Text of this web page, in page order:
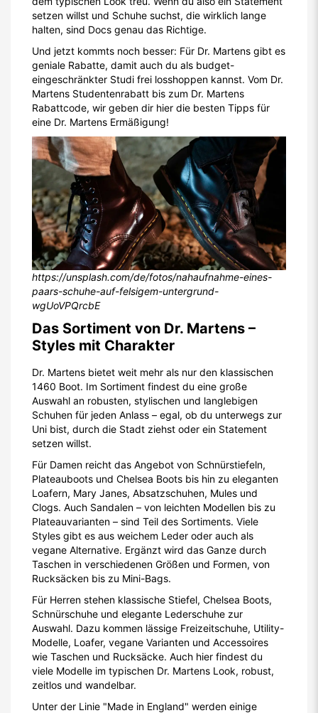
setzen willst und Schuhe suchst, die wirklich lange
halten, sind Docs genau das Richtige.
Und jetzt kommts noch besser: Für Dr. Martens gibt es
geniale Rabatte, damit auch du als budget-
eingeschränkter Studi frei losshoppen kannst. Vom Dr.
Martens Studentenrabatt bis zum Dr. Martens
Rabattcode, wir geben dir hier die besten Tipps für
eine Dr. Martens Ermäßigung!
https://unsplash.com/de/fotos/nahaufnahme-eines-
paars-schuhe-auf-felsigem-untergrund-
wgUoVPQrcbE
Das Sortiment von Dr. Martens –
Styles mit Charakter
Dr. Martens bietet weit mehr als nur den klassischen
1460 Boot. Im Sortiment findest du eine große
Auswahl an robusten, stylischen und langlebigen
Schuhen für jeden Anlass – egal, ob du unterwegs zur
Uni bist, durch die Stadt ziehst oder ein Statement
setzen willst.
Für Damen reicht das Angebot von Schnürstiefeln,
Plateauboots und Chelsea Boots bis hin zu eleganten
Loafern, Mary Janes, Absatzschuhen, Mules und
Clogs. Auch Sandalen – von leichten Modellen bis zu
Plateauvarianten – sind Teil des Sortiments. Viele
Styles gibt es aus weichem Leder oder auch als
vegane Alternative. Ergänzt wird das Ganze durch
Taschen in verschiedenen Größen und Formen, von
Rucksäcken bis zu Mini-Bags.
Für Herren stehen klassische Stiefel, Chelsea Boots,
Schnürschuhe und elegante Lederschuhe zur
Auswahl. Dazu kommen lässige Freizeitschuhe, Utility-
Modelle, Loafer, vegane Varianten und Accessoires
wie Taschen und Rucksäcke. Auch hier findest du
viele Modelle im typischen Dr. Martens Look, robust,
zeitlos und wandelbar.
Unter der Linie "Made in England" werden einige